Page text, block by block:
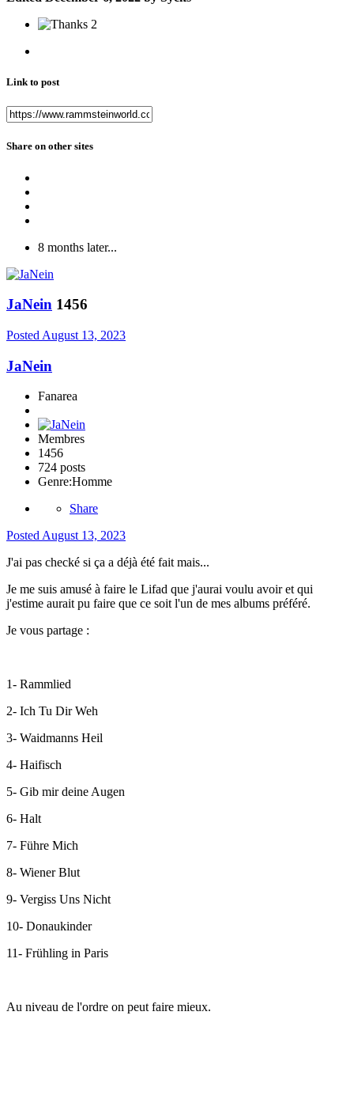
2
Link to post
Share on other sites
8 months later...
JaNein 1456
Posted August 13, 2023
JaNein
Fanarea
Membres
1456
724 posts
Genre:Homme
Share
PostedAugust 13, 2023
J'ai pas checké si ça a déjà été fait mais...
Je me suis amusé à faire le Lifad que j'aurai voulu avoir et qui
j'estime aurait pu faire que ce soit l'un de mes albums préféré.
Je vous partage :
1- Rammlied
2- Ich Tu Dir Weh
3- Waidmanns Heil
4- Haifisch
5- Gib mir deine Augen
6- Halt
7- Führe Mich
8- Wiener Blut
9- Vergiss Uns Nicht
10- Donaukinder
11- Frühling in Paris
Au niveau de l'ordre on peut faire mieux.